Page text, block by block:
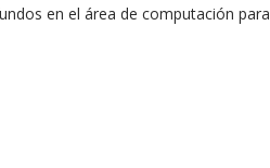
en el área de computación para